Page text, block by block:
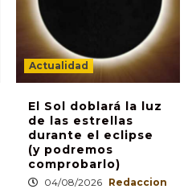
Actualidad
El Sol doblará la luz
de las estrellas
durante el eclipse
(y podremos
comprobarlo)
04/08/2026 Redaccion